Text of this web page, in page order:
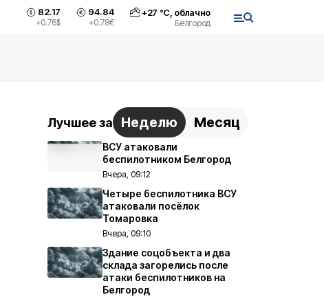
82.17
+0.76$
94.84
+0.78€
+27 °С, облачно
Белгород
Лучшее за Неделю Месяц
ВСУ атаковали
беспилотником Белгород
Вчера, 09:12
Четыре беспилотника ВСУ
атаковали посёлок
Томаровка
Вчера, 09:10
Здание соцобъекта и два
склада загорелись после
атаки беспилотников на
Белгород